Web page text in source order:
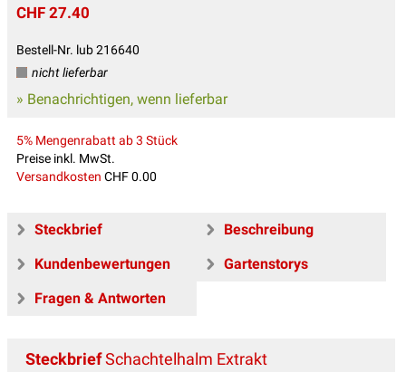
CHF 27.40
Bestell-Nr. lub 216640
nicht lieferbar
» Benachrichtigen, wenn lieferbar
5% Mengenrabatt ab 3 Stück
Preise inkl. MwSt.
Versandkosten CHF 0.00
Steckbrief
Beschreibung
Kundenbewertungen
Gartenstorys
Fragen & Antworten
SteckbriefSchachtelhalm Extrakt